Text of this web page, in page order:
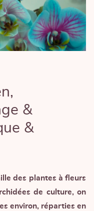
&
&
des plantes à fleurs
de culture, on
environ, réparties en